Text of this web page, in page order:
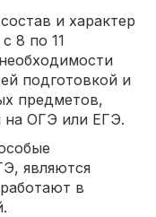
и характер
8 по 11
подготовкой и
предметов,
на ОГЭ или ЕГЭ.
являются
в